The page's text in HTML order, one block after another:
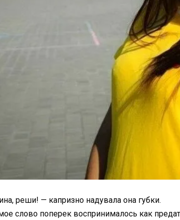
реши! — капризно надувала она губки.
слово поперек воспринималось как